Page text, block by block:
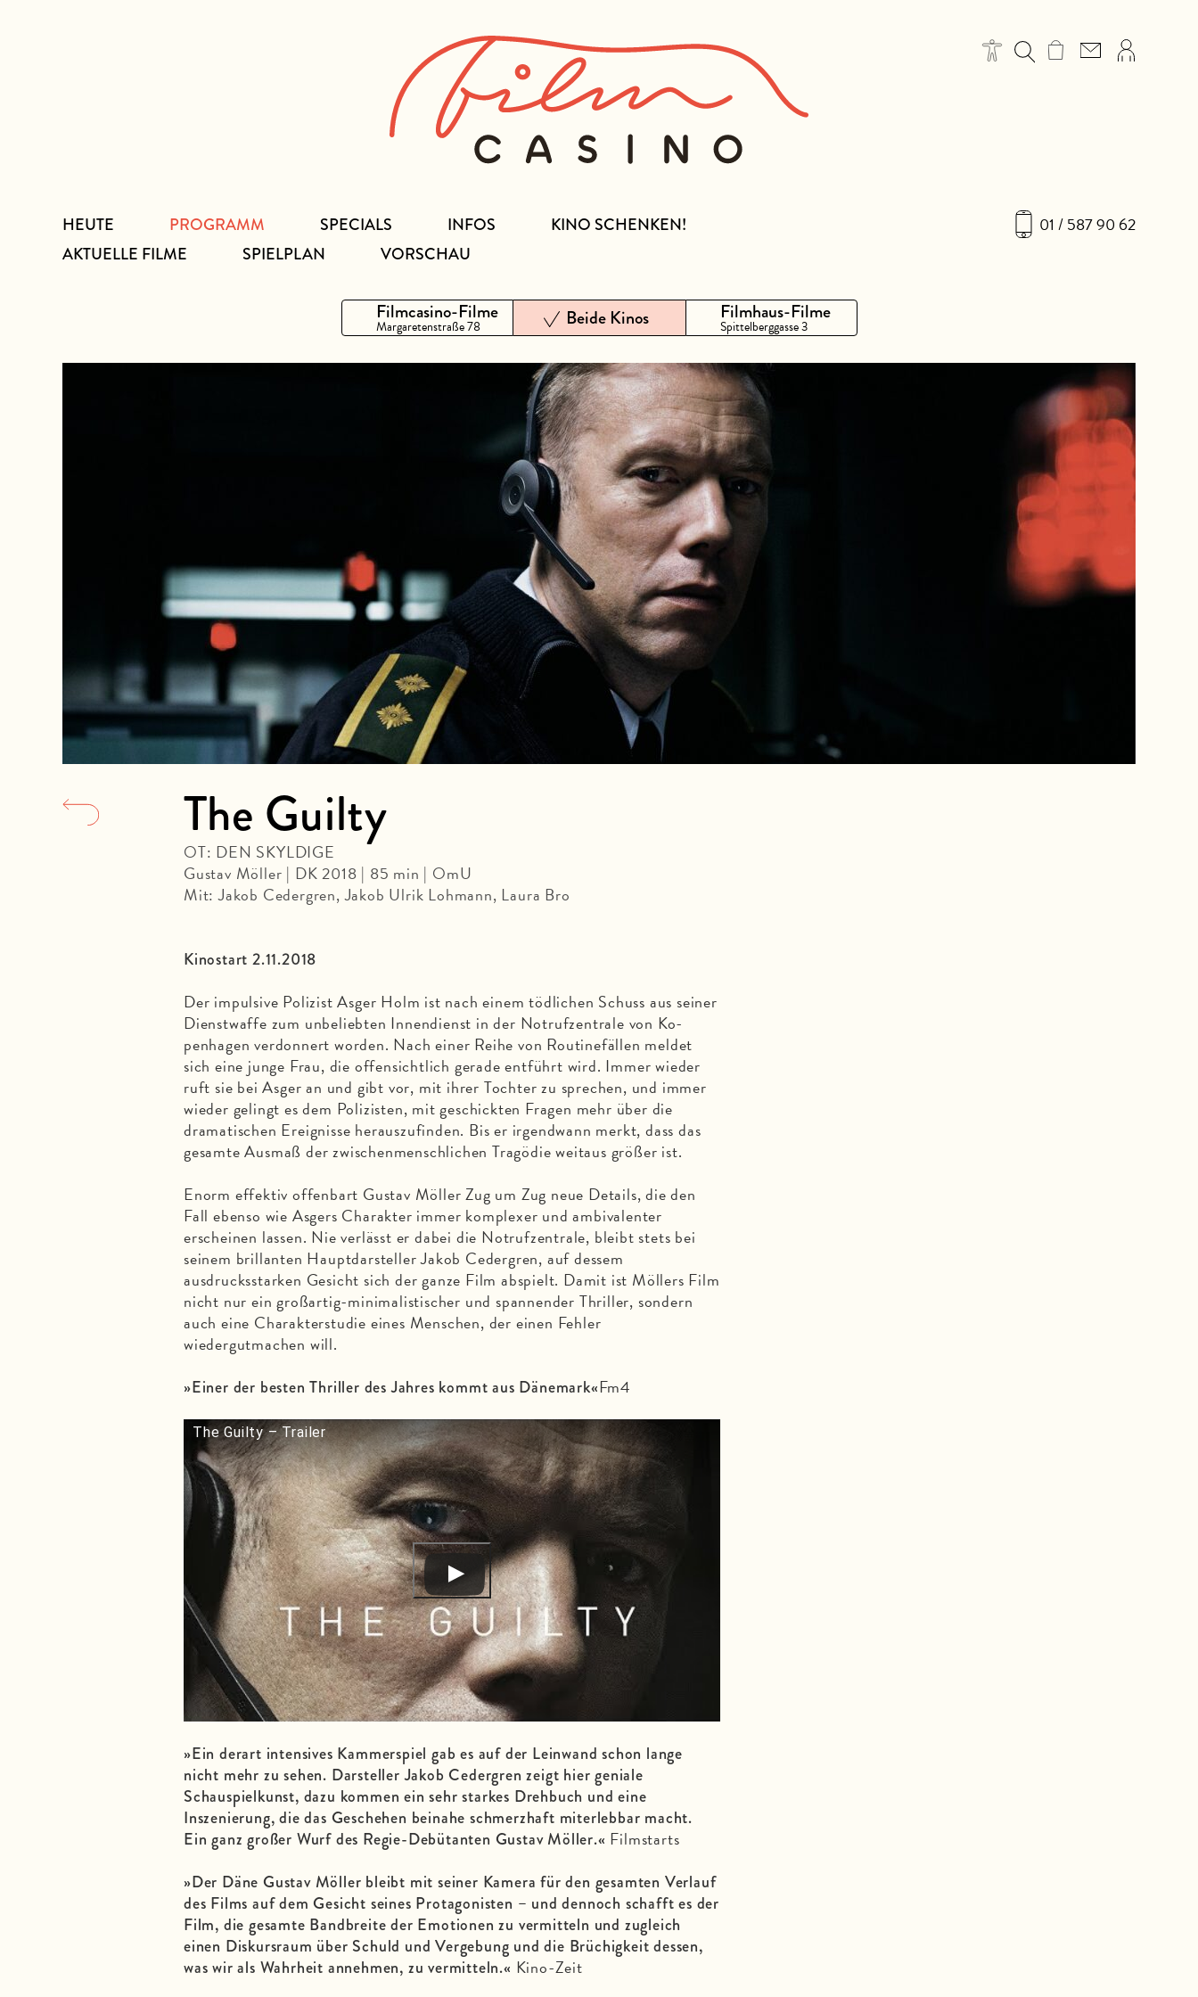
01 / 587 90 62
HEUTE
PROGRAMM
AKTUELLE FILME
SPIELPLAN VORSCHAU
SPECIALS INFOS KINO SCHENKEN!
Filmcasino-Filme
Margaretenstraße 78 Beide Kinos Filmhaus-Filme
Spittelberggasse 3
The Guilty
OT: DEN SKYLDIGE
Gustav Möller | DK 2018 | 85 min | OmU
Mit: Jakob Cedergren, Jakob Ulrik Lohmann, Laura Bro
Kinostart 2.11.2018
Der impulsive Polizist Asger Holm ist nach einem tödlichen Schuss aus seiner
Dienstwaffe zum unbeliebten Innendienst in der Notrufzentrale von Ko­
penhagen verdonnert worden. Nach einer Reihe von Rou­tine­fällen meldet
sich eine junge Frau, die offensichtlich gerade entführt wird. Immer wieder
ruft sie bei Asger an und gibt vor, mit ihrer Tochter zu sprechen, und immer
wieder gelingt es dem Polizisten, mit geschickten Fragen mehr über die
dramatischen Ereignisse herauszufinden. Bis er irgendwann merkt, dass das
gesamte Ausmaß der zwischenmenschlichen Tragödie weitaus größer ist.
Enorm effektiv offenbart Gustav Möller Zug um Zug neue Details, die den
Fall ebenso wie Asgers Charakter immer komplexer und ambivalenter
erscheinen lassen. Nie verlässt er dabei die Notrufzentrale, bleibt stets bei
seinem brillanten Hauptdarsteller Jakob Cedergren, auf dessem
ausdrucksstarken Gesicht sich der ganze Film abspielt. Damit ist Möllers Film
nicht nur ein großartig-minimalistischer und spannender Thriller, sondern
auch eine Charakterstudie eines Men­schen, der einen Fehler
wiedergutmachen will.
»Einer der besten Thriller des Jahres kommt aus Dänemark«Fm4
The Guilty – Trailer
»Ein derart intensives Kammerspiel gab es auf der Leinwand schon lange
nicht mehr zu sehen. Darsteller Jakob Cedergren zeigt hier geniale
Schauspielkunst, dazu kommen ein sehr starkes Drehbuch und eine
Inszenierung, die das Geschehen beinahe schmerzhaft miterlebbar macht.
Ein ganz großer Wurf des Regie-Debütanten Gustav Möller.« Filmstarts
»Der Däne Gustav Möller bleibt mit seiner Kamera für den gesamten Verlauf
des Films auf dem Gesicht seines Protagonisten – und dennoch schafft es der
Film, die gesamte Bandbreite der Emotionen zu vermitteln und zugleich
einen Diskursraum über Schuld und Vergebung und die Brüchigkeit dessen,
was wir als Wahrheit annehmen, zu vermitteln.« Kino-Zeit